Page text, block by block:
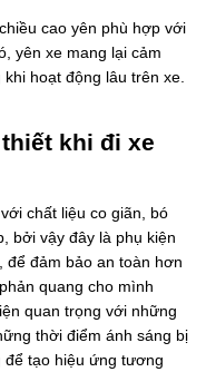
cao yên phù hợp với
yên xe mang lại cảm
hoạt động lâu trên xe.
khi đi xe
chất liệu co giãn, bó
bởi vậy đây là phụ kiện
để đảm bảo an toàn hơn
quang cho mình
quan trọng với những
thời điểm ánh sáng bị
để tạo hiệu ứng tương